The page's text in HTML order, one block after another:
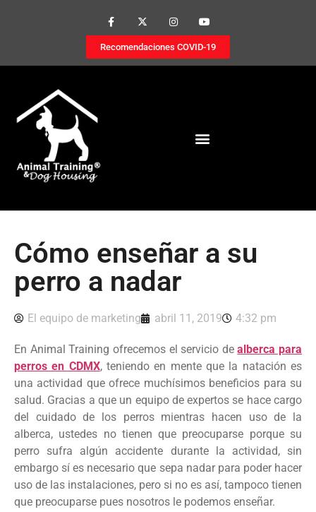
Recomendaciones COVID-19
Cómo enseñar a su
perro a nadar
El equipo de marketing abril 11, 2019 4:32 pm
En Animal Training ofrecemos el servicio dealberca para
perros en CDMX, teniendo en mente que la natación es
una actividad que ofrece muchísimos beneficios para su
salud. Gracias a que un equipo de expertos se hace cargo
del cuidado de los perros mientras hacen uso de la
alberca, ustedes no tienen que preocuparse porque su
perro sufra algún accidente durante la actividad, sin
embargo sí es necesario que sepa nadar para poder hacer
uso de las instalaciones, pero si no es así, tampoco tienen
que preocuparse pues nosotros le podemos enseñar.